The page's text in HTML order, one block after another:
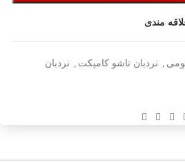
مندی
, نردبان تاشو کامپکت , نردبان